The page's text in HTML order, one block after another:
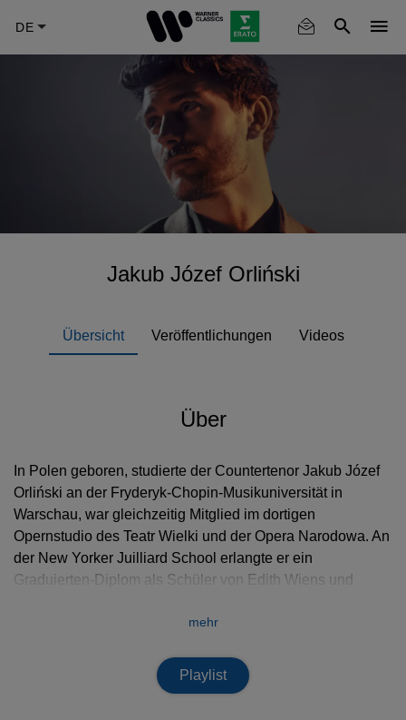
main
Jakub Józef Orliński
Übersicht Veröffentlichungen Videos
Über
In Polen geboren, studierte der Countertenor Jakub Józef
Orliński an der Fryderyk-Chopin-Musikuniversität in
Warschau, war gleichzeitig Mitglied im dortigen
Opernstudio des Teatr Wielki und der Opera Narodowa. An
der New Yorker Juilliard School erlangte er ein
Graduierten-Diplom als Schüler von Edith Wiens und
mehr
Playlist